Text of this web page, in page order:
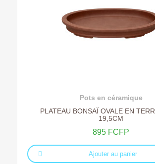
Ajouter au devis
Pots en céramique
PLATEAU BONSAÏ OVALE EN
19,5CM
895 FCFP
Ajouter au panier